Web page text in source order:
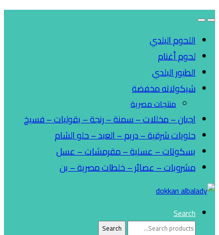
اللحوم البلدي
لحوم أغنام
الطيور البلدي
شيكولاته مخفضة
منتجات مصرية
اجبان – مخللات – سمنة – رنجة – بقوليات – فسيخ
حلويات شرقية – دريم – العبد – حلو الشام
بسكوتات – عسلية – مقرمشات – عسل
مشروبات – عصائر – خلطات مصرية – بن
Search
Search
Search